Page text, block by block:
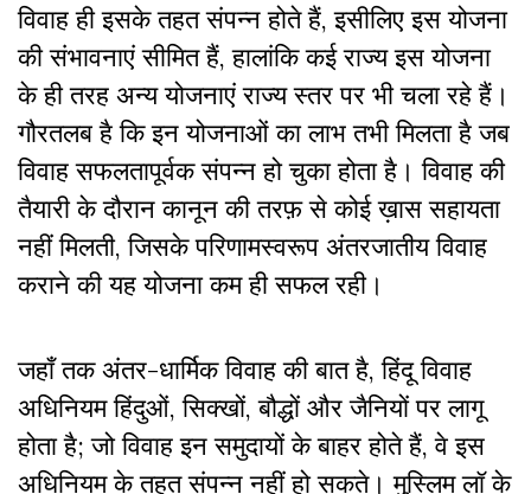
विवाह ही इसके तहत संपन्न होते हैं, इसीलिए इस योजना
की संभावनाएं सीमित हैं, हालांकि कई राज्य इस योजना
के ही तरह अन्य योजनाएं राज्य स्तर पर भी चला रहे हैं।
गौरतलब है कि इन योजनाओं का लाभ तभी मिलता है जब
विवाह सफलतापूर्वक संपन्न हो चुका होता है। विवाह की
तैयारी के दौरान कानून की तरफ़ से कोई ख़ास सहायता
नहीं मिलती, जिसके परिणामस्वरूप अंतरजातीय विवाह
कराने की यह योजना कम ही सफल रही।
जहाँ तक अंतर-धार्मिक विवाह की बात है, हिंदू विवाह
अधिनियम हिंदुओं, सिक्खों, बौद्धों और जैनियों पर लागू
होता है; जो विवाह इन समुदायों के बाहर होते हैं, वे इस
अधिनियम के तहत संपन्न नहीं हो सकते। मुस्लिम लॉ के